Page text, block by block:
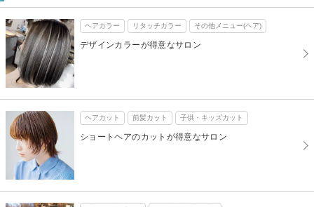
ヘアカラー リタッチカラー その他メニュー(ヘア)
デザインカラーが得意なサロン
ヘアカット 前髪カット 子供・キッズカット
ショートヘアのカットが得意なサロン